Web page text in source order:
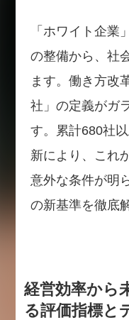
「ホワイト企業
の整備から、社
ます。働き方改
社」の定義がガ
す。累計680社
新により、これ
意外な条件が明
の新基準を徹底
経営効率から
る評価指標と